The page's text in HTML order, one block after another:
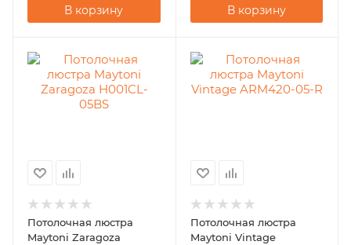
В корзину В корзину
Потолочная люстра
Maytoni Zaragoza
Потолочная люстра
Maytoni Vintage